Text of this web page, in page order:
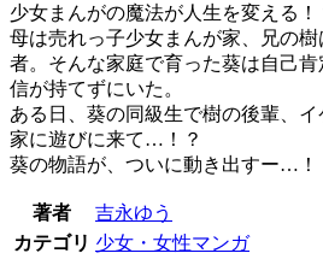
少女まんがの魔法が人生を変える！
母は売れっ子少女まんが家、兄の
者。そんな家庭で育った葵は自己
信が持てずにいた。
ある日、葵の同級生で樹の後輩、
家に遊びに来て…！？
葵の物語が、ついに動き出すー…！
著者
吉永ゆう
カテゴリ 少女・女性マンガ